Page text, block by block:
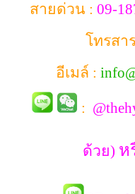
สายด่วน : 09-
โทรสา
อีเมล์ :
:
ด้วย) ห